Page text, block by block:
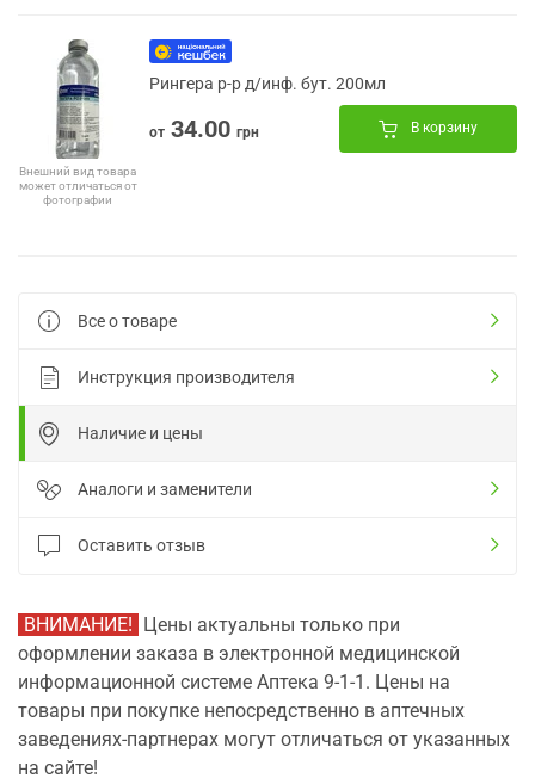
Внешний вид товара
может отличаться от
фотографии
Рингера р-р д/инф. бут. 200мл
от 34.00 грн В корзину
Все о товаре
Инструкция производителя
Наличие и цены
Аналоги и заменители
Оставить отзыв
ВНИМАНИЕ! Цены актуальны только при
оформлении заказа в электронной медицинской
информационной системе Аптека 9-1-1. Цены на
товары при покупке непосредственно в аптечных
заведениях-партнерах могут отличаться от указанных
на сайте!